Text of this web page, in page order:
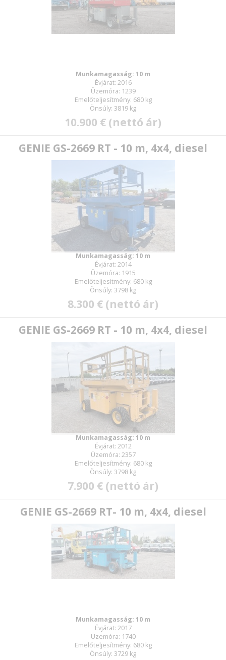
Munkamagasság: 10 m
Évjárat: 2016
Üzemóra: 1239
Emelőteljesítmény: 680 kg
Önsúly: 3819 kg
10.900 € (nettó ár)
GENIE GS-2669 RT - 10 m, 4x4, diesel
Munkamagasság: 10 m
Évjárat: 2014
Üzemóra: 1915
Emelőteljesítmény: 680 kg
Önsúly: 3798 kg
8.300 € (nettó ár)
GENIE GS-2669 RT - 10 m, 4x4, diesel
Munkamagasság: 10 m
Évjárat: 2012
Üzemóra: 2357
Emelőteljesítmény: 680 kg
Önsúly: 3798 kg
7.900 € (nettó ár)
GENIE GS-2669 RT- 10 m, 4x4, diesel
Munkamagasság: 10 m
Évjárat: 2017
Üzemóra: 1740
Emelőteljesítmény: 680 kg
Önsúly: 3729 kg